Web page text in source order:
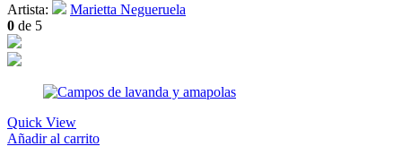
Artista:
Marietta Negueruela
0 de 5
Quick View
Añadir al carrito